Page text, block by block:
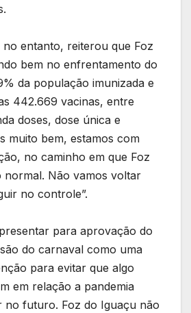
no entanto, reiterou que Foz
bem no enfrentamento do
da população imunizada e
442.669 vacinas, entre
doses, dose única e
muito bem, estamos com
no caminho em que Foz
normal. Não vamos voltar
no controle”.
para aprovação do
do carnaval como uma
para evitar que algo
em relação a pandemia
no futuro. Foz do Iguaçu não